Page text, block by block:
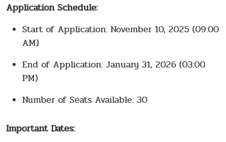
Application Schedule:
Start of Application: November 10, 2025 (09:00
AM)
End of Application: January 31, 2026 (03:00
PM)
Number of Seats Available: 30
Important Dates: